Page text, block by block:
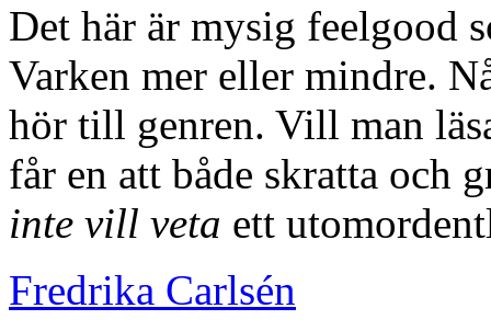
Det här är mysig feelgood
Varken mer eller mindre.
hör till genren. Vill man
får en att både skratta och
inte vill veta ett
Fredrika Carlsén